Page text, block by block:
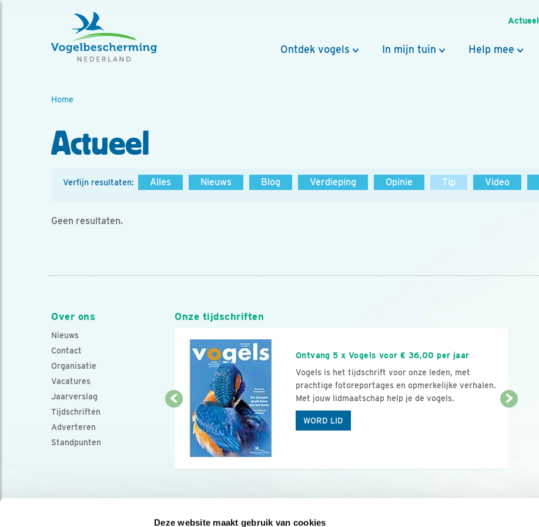
Deze website maakt gebruik van cookies
Actueel
Ontdek vogels In mijn tuin Help mee
Home
Actueel
Verfijn resultaten: Alles Nieuws Blog Verdieping Opinie Tip Video
Geen resultaten.
Over ons
Nieuws
Contact
Organisatie
Vacatures
Jaarverslag
Tijdschriften
Adverteren
Standpunten
Onze tijdschriften
Ontvang 5 x Vogels voor € 36,00 per jaar
Vogels is het tijdschrift voor onze leden, met
prachtige fotoreportages en opmerkelijke verhalen.
Met jouw lidmaatschap help je de vogels.
WORD LID